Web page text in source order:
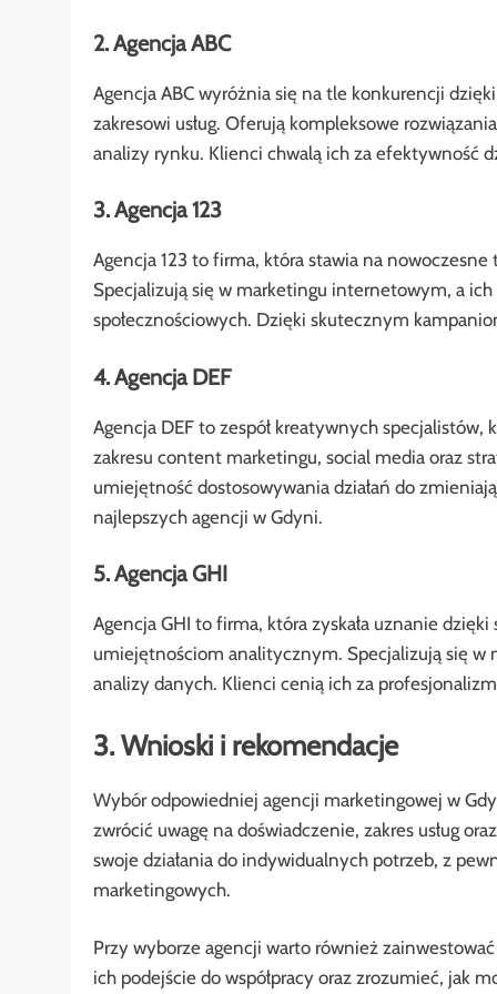
2. Agencja ABC
Agencja ABC wyróżnia się na tle konkurencji
zakresowi usług. Oferują kompleksowe
analizy rynku. Klienci chwalą ich za efektywność
3. Agencja 123
Agencja 123 to firma, która stawia na
Specjalizują się w marketingu internetowym, a
społecznościowych. Dzięki skutecznym
4. Agencja DEF
Agencja DEF to zespół kreatywnych specjalistów,
zakresu content marketingu, social media oraz
umiejętność dostosowywania działań do
najlepszych agencji w Gdyni.
5. Agencja GHI
Agencja GHI to firma, która zyskała uznanie
umiejętnościom analitycznym. Specjalizują się w
analizy danych. Klienci cenią ich za
3. Wnioski i rekomendacje
Wybór odpowiedniej agencji marketingowej w
zwrócić uwagę na doświadczenie, zakres usług
swoje działania do indywidualnych potrzeb, z
marketingowych.
Przy wyborze agencji warto również
ich podejście do współpracy oraz zrozumieć, jak